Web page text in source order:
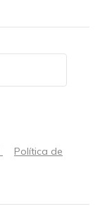
Política de